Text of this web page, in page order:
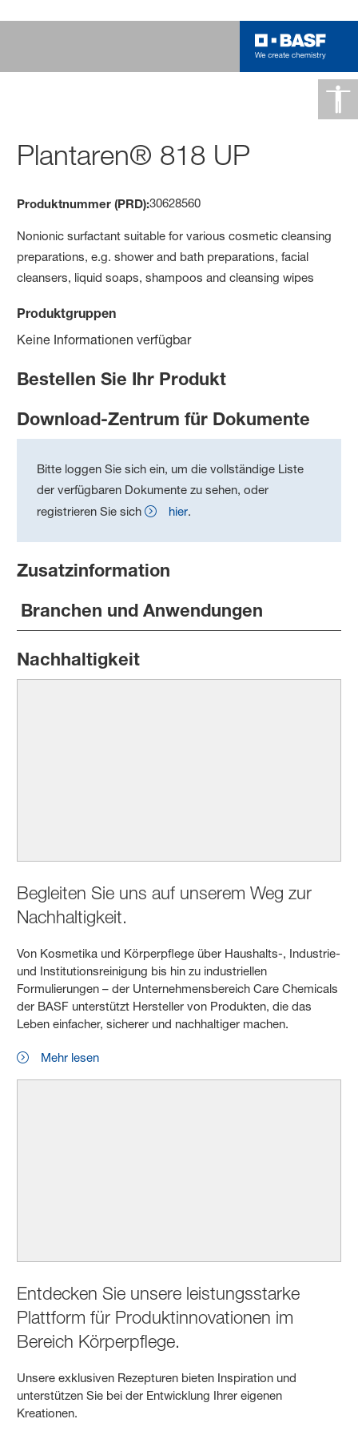
Plantaren® 818 UP
Produktnummer (PRD):30628560
Nonionic surfactant suitable for various cosmetic cleansing
preparations, e.g. shower and bath preparations, facial
cleansers, liquid soaps, shampoos and cleansing wipes
Produktgruppen
Keine Informationen verfügbar
Bestellen Sie Ihr Produkt
Download-Zentrum für Dokumente
Bitte loggen Sie sich ein, um die vollständige Liste
der verfügbaren Dokumente zu sehen, oder
registrieren Sie sich
hier.
Zusatzinformation
Branchen und Anwendungen
Nachhaltigkeit
Begleiten Sie uns auf unserem Weg zur
Nachhaltigkeit.
Von Kosmetika und Körperpflege über Haushalts-, Industrie-
und Institutionsreinigung bis hin zu industriellen
Formulierungen – der Unternehmensbereich Care Chemicals
der BASF unterstützt Hersteller von Produkten, die das
Leben einfacher, sicherer und nachhaltiger machen.
Mehr lesen
Entdecken Sie unsere leistungsstarke
Plattform für Produktinnovationen im
Bereich Körperpflege.
Unsere exklusiven Rezepturen bieten Inspiration und
unterstützen Sie bei der Entwicklung Ihrer eigenen
Kreationen.